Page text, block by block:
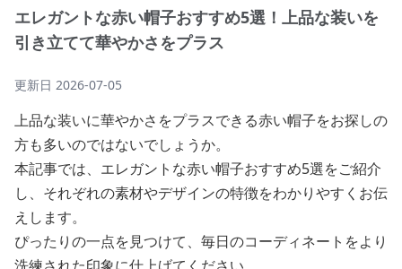
エレガントな赤い帽子おすすめ5選！上品な装いを
引き立てて華やかさをプラス
更新日 2026-07-05
上品な装いに華やかさをプラスできる赤い帽子をお探しの
方も多いのではないでしょうか。
本記事では、エレガントな赤い帽子おすすめ5選をご紹介
し、それぞれの素材やデザインの特徴をわかりやすくお伝
えします。
ぴったりの一点を見つけて、毎日のコーディネートをより